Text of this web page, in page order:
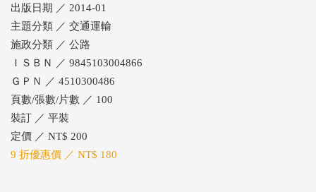
出版日期 ／ 2014-01
主題分類 ／ 交通運輸
施政分類 ／ 公路
ＩＳＢＮ ／ 9845103004866
ＧＰＮ ／ 4510300486
頁數/張數/片數 ／ 100
裝訂 ／ 平裝
定價 ／ NT$ 200
9 折優惠價 ／ NT$ 180